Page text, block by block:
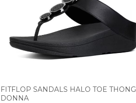
FITFLOP SANDALS HALO TOE THONG
DONNA